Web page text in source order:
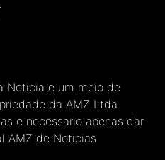
Noticia e um meio de
da AMZ Ltda.
e necessario apenas dar
AMZ de Noticias